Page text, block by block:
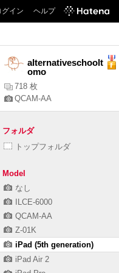
グイン ヘルプ
alternativeschoolt
omo
718 枚
QCAM-AA
フォルダ
トップフォルダ
Model
なし
ILCE-6000
QCAM-AA
Z-01K
iPad (5th generation)
iPad Air 2